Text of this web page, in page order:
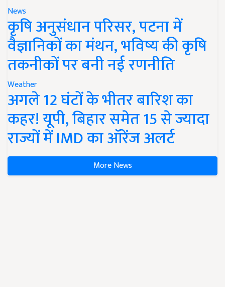
News
कृषि अनुसंधान परिसर, पटना में
वैज्ञानिकों का मंथन, भविष्य की कृषि
तकनीकों पर बनी नई रणनीति
Weather
अगले 12 घंटों के भीतर बारिश का
कहर! यूपी, बिहार समेत 15 से ज्यादा
राज्यों में IMD का ऑरेंज अलर्ट
More News